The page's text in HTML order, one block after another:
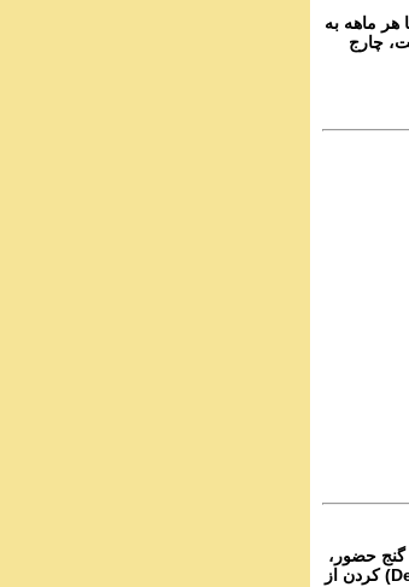
هر ماهه به
چارج
گنج حضور،
از تمام نقاط دنیا غیر از ایران، یا واریز (Deposit) کردن از